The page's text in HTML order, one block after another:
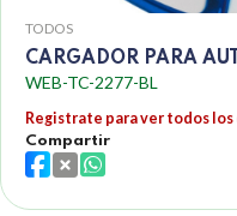
TODOS
CARGADOR PARA
WEB-TC-2277-BL
Registrate para ver todos
Compartir